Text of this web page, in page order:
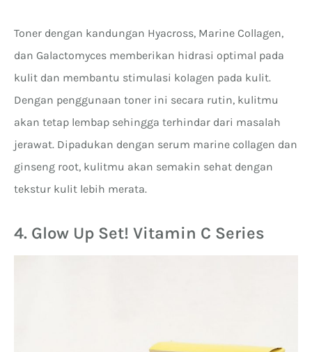
Toner dengan kandungan Hyacross, Marine Collagen,
dan Galactomyces memberikan hidrasi optimal pada
kulit dan membantu stimulasi kolagen pada kulit.
Dengan penggunaan toner ini secara rutin, kulitmu
akan tetap lembap sehingga terhindar dari masalah
jerawat. Dipadukan dengan serum marine collagen dan
ginseng root, kulitmu akan semakin sehat dengan
tekstur kulit lebih merata.
4. Glow Up Set! Vitamin C Series